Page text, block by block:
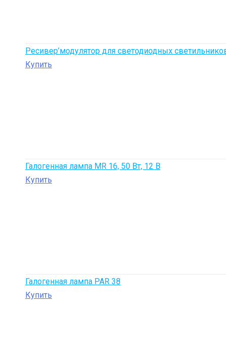
Ресивер’модулятор для светодиодных
Купить
Галогенная лампа MR 16, 50 Вт, 12 В
Купить
Галогенная лампа PAR 38
Купить